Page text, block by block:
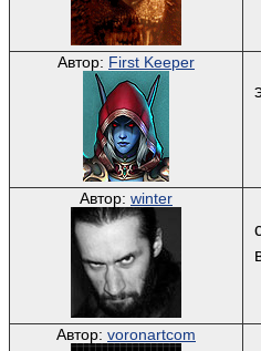
Автор: First Keeper
Автор: winter
Автор: voronartcom